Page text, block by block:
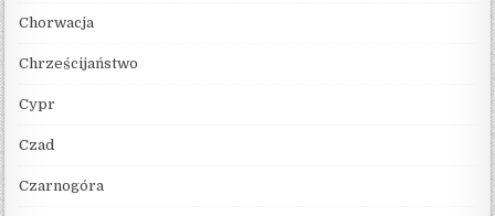
Chorwacja
Chrześcijaństwo
Cypr
Czad
Czarnogóra